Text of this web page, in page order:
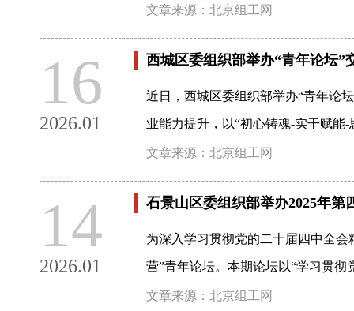
文章来源：北京组工网
16
2026.01
西城区委组织部举办“青年论坛”
近日，西城区委组织部举办“青年论
业能力提升，以“初心铸魂-实干赋
文章来源：北京组工网
14
2026.01
石景山区委组织部举办2025年第
为深入学习贯彻党的二十届四中全
营”青年论坛。本期论坛以“学习贯
文章来源：北京组工网